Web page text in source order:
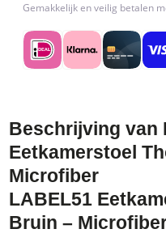
Gemakkelijk en veilig betalen
Beschrijving van
Eetkamerstoel
Microfiber
LABEL51
Bruin –